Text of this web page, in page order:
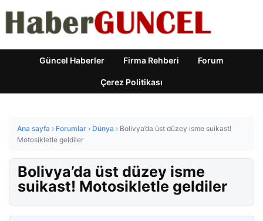
Güncel Haberler Firma Rehberi Forum
Çerez Politikası
Ana sayfa › Forumlar › Dünya › Bolivya’da üst düzey isme suikast!
Motosikletle geldiler
Bolivya’da üst düzey isme
suikast! Motosikletle geldiler